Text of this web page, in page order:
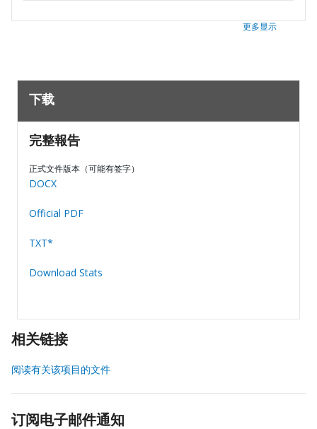
更多显示
下载
完整報告
正式文件版本（可能有签字）
DOCX
Official PDF
TXT*
Download Stats
相关链接
阅读有关该项目的文件
订阅电子邮件通知